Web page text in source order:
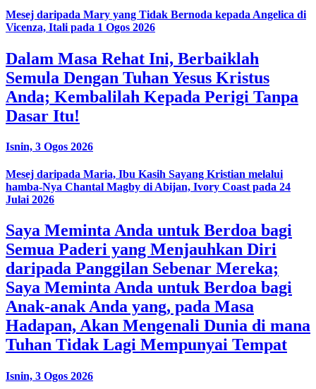
Mesej daripada Mary yang Tidak Bernoda kepada Angelica di
Vicenza, Itali pada 1 Ogos 2026
Dalam Masa Rehat Ini, Berbaiklah
Semula Dengan Tuhan Yesus Kristus
Anda; Kembalilah Kepada Perigi Tanpa
Dasar Itu!
Isnin, 3 Ogos 2026
Mesej daripada Maria, Ibu Kasih Sayang Kristian melalui
hamba-Nya Chantal Magby di Abijan, Ivory Coast pada 24
Julai 2026
Saya Meminta Anda untuk Berdoa bagi
Semua Paderi yang Menjauhkan Diri
daripada Panggilan Sebenar Mereka;
Saya Meminta Anda untuk Berdoa bagi
Anak-anak Anda yang, pada Masa
Hadapan, Akan Mengenali Dunia di mana
Tuhan Tidak Lagi Mempunyai Tempat
Isnin, 3 Ogos 2026